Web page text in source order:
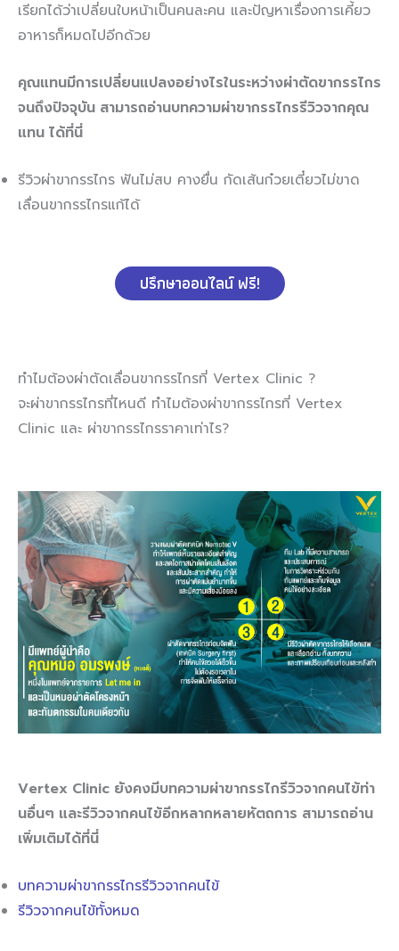
เรียกได้ว่าเปลี่ยนใบหน้าเป็นคนละคน และปัญหาเรื่องการเคี้ยว
อาหารก็หมดไปอีกด้วย
คุณแทนมีการเปลี่ยนแปลงอย่างไรในระหว่างผ่าตัดขากรรไกร
จนถึงปัจจุบัน สามารถอ่านบทความผ่าขากรรไกรรีวิวจากคุณ
แทน ได้ที่นี่
รีวิวผ่าขากรรไกร ฟันไม่สบ คางยื่น กัดเส้นก๋วยเตี๋ยวไม่ขาด
เลื่อนขากรรไกรแก้ได้
ปรึกษาออนไลน์ ฟรี!
ทำไมต้องผ่าตัดเลื่อนขากรรไกรที่ Vertex Clinic ?
จะผ่าขากรรไกรที่ไหนดี ทำไมต้องผ่าขากรรไกรที่ Vertex
Clinic และ ผ่าขากรรไกรราคาเท่าไร?
Vertex Clinic ยังคงมีบทความผ่าขากรรไกรีวิวจากคนไข้ท่า
นอื่นๆ และรีวิวจากคนไข้อีกหลากหลายหัตถการ สามารถอ่าน
เพิ่มเติมได้ที่นี่
บทความผ่าขากรรไกรรีวิวจากคนไข้
รีวิวจากคนไข้ทั้งหมด